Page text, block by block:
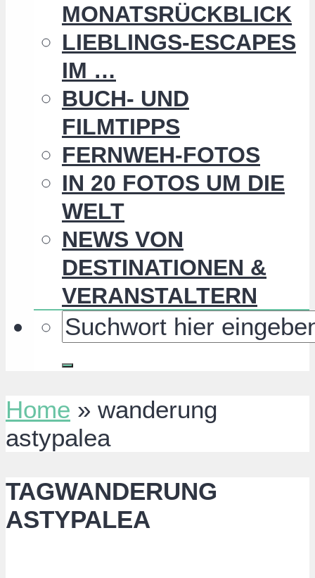
MONATSRÜCKBLICK
LIEBLINGS-ESCAPES
IM …
BUCH- UND
FILMTIPPS
FERNWEH-FOTOS
IN 20 FOTOS UM DIE
WELT
NEWS VON
DESTINATIONEN &
VERANSTALTERN
Home » wanderung
astypalea
TAGWANDERUNG
ASTYPALEA